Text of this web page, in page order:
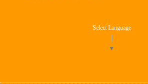
Select Language
▼